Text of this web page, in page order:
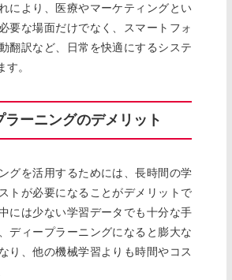
により、医療やマーケティングとい
要な場面だけでなく、スマートフォ
翻訳など、日常を快適にするシステ
す。
ラーニングのデメリット
グを活用するためには、長時間の学
トが必要になることがデメリットで
には少ない学習データでも十分な手
ディープラーニングになると膨大な
り、他の機械学習よりも時間やコス